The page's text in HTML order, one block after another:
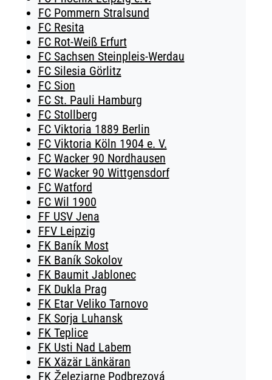
FC Pommern Stralsund
FC Resita
FC Rot-Weiß Erfurt
FC Sachsen Steinpleis-Werdau
FC Silesia Görlitz
FC Sion
FC St. Pauli Hamburg
FC Stollberg
FC Viktoria 1889 Berlin
FC Viktoria Köln 1904 e. V.
FC Wacker 90 Nordhausen
FC Wacker 90 Wittgensdorf
FC Watford
FC Wil 1900
FF USV Jena
FFV Leipzig
FK Baník Most
FK Baník Sokolov
FK Baumit Jablonec
FK Dukla Prag
FK Etar Veliko Tarnovo
FK Sorja Luhansk
FK Teplice
FK Usti Nad Labem
FK Xäzär Länkäran
FK Železiarne Podbrezová